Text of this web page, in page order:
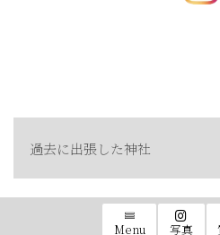
過去に出張した神社
Menu 写真